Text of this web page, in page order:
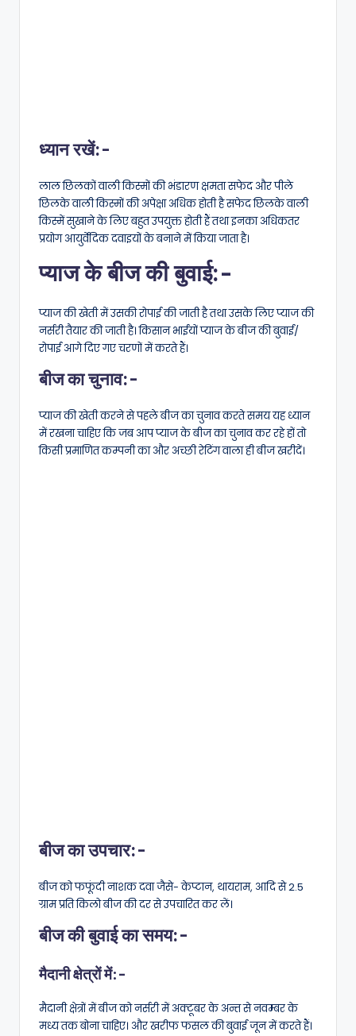
ध्यान रखें:-
लाल छिलकों वाली किस्मों की भंडारण क्षमता सफेद और पीले
छिलके वाली किस्मों की अपेक्षा अधिक होती है सफेद छिलके वाली
किस्में सुखाने के लिए बहुत उपयुक्त होती हैं तथा इनका अधिकतर
प्रयोग आयुर्वेदिक दवाइयों के बनाने में किया जाता है।
प्याज के बीज की बुवाई:-
प्याज की खेती में उसकी रोपाई की जाती है तथा उसके लिए प्याज की
नर्सरी तैयार की जाती है। किसान भाईयों प्याज के बीज की बुवाई/
रोपाई आगे दिए गए चरणों में करते हैं।
बीज का चुनाव:-
प्याज की खेती करने से पहले बीज का चुनाव करते समय यह ध्यान
में रखना चाहिए कि जब आप प्याज के बीज का चुनाव कर रहे हों तो
किसी प्रमाणित कम्पनी का और अच्छी रेटिंग वाला ही बीज खरीदें।
बीज का उपचार:-
बीज को फफूंदी नाशक दवा जैसे- केप्टान, थायराम, आदि से 2.5
ग्राम प्रति किलो बीज की दर से उपचारित कर लें।
बीज की बुवाई का समय:-
मैदानी क्षेत्रों में:-
मैदानी क्षेत्रों में बीज को नर्सरी में अक्टूबर के अन्त से नवम्बर के
मध्य तक बोना चाहिए। और खरीफ फसल की बुवाई जून में करते हैं।